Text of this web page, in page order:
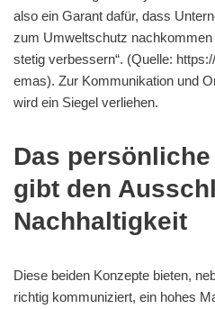
also ein Garant dafür, dass
zum Umweltschutz
stetig verbessern“. (Quelle:
emas). Zur Kommunikation und
wird ein Siegel verliehen.
Das
gibt den
Nachhaltigkeit
Diese beiden Konzepte bieten,
richtig kommuniziert, ein hohes